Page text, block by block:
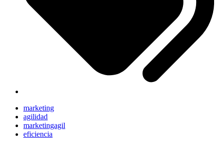
marketing
agilidad
marketingagil
eficiencia